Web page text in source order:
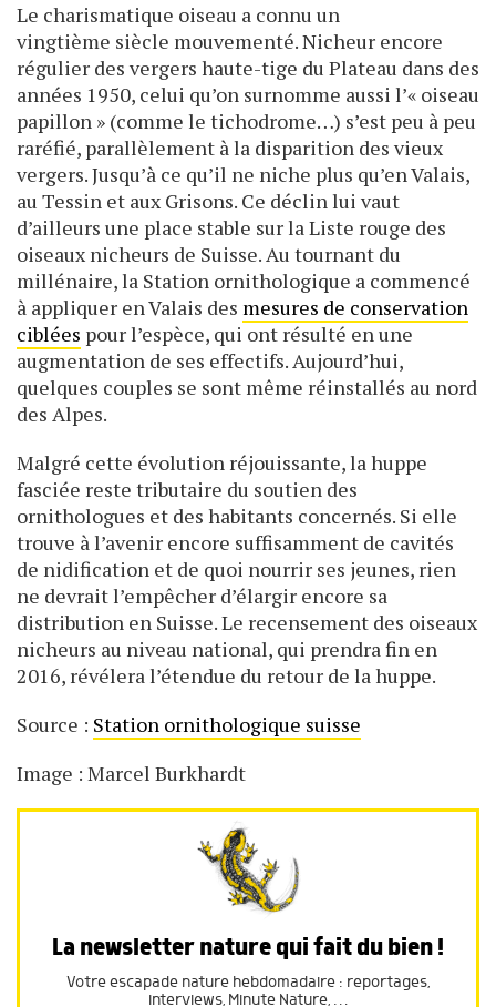
Le charismatique oiseau a connu un
vingtième siècle mouvementé. Nicheur encore
régulier des vergers haute-tige du Plateau dans des
années 1950, celui qu’on surnomme aussi l’« oiseau
papillon » (comme le tichodrome…) s’est peu à peu
raréfié, parallèlement à la disparition des vieux
vergers. Jusqu’à ce qu’il ne niche plus qu’en Valais,
au Tessin et aux Grisons. Ce déclin lui vaut
d’ailleurs une place stable sur la Liste rouge des
oiseaux nicheurs de Suisse. Au tournant du
millénaire, la Station ornithologique a commencé
à appliquer en Valais des mesures de conservation
ciblées pour l’espèce, qui ont résulté en une
augmentation de ses effectifs. Aujourd’hui,
quelques couples se sont même réinstallés au nord
des Alpes.
Malgré cette évolution réjouissante, la huppe
fasciée reste tributaire du soutien des
ornithologues et des habitants concernés. Si elle
trouve à l’avenir encore suffisamment de cavités
de nidification et de quoi nourrir ses jeunes, rien
ne devrait l’empêcher d’élargir encore sa
distribution en Suisse. Le recensement des oiseaux
nicheurs au niveau national, qui prendra fin en
2016, révélera l’étendue du retour de la huppe.
Source : Station ornithologique suisse
Image : Marcel Burkhardt
La newsletter nature qui fait du bien !
Votre escapade nature hebdomadaire : reportages,
interviews, Minute Nature, …